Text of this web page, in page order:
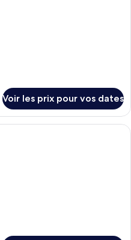
Voir les prix pour vos dates
Une chambre d’hôtel avec deux lits